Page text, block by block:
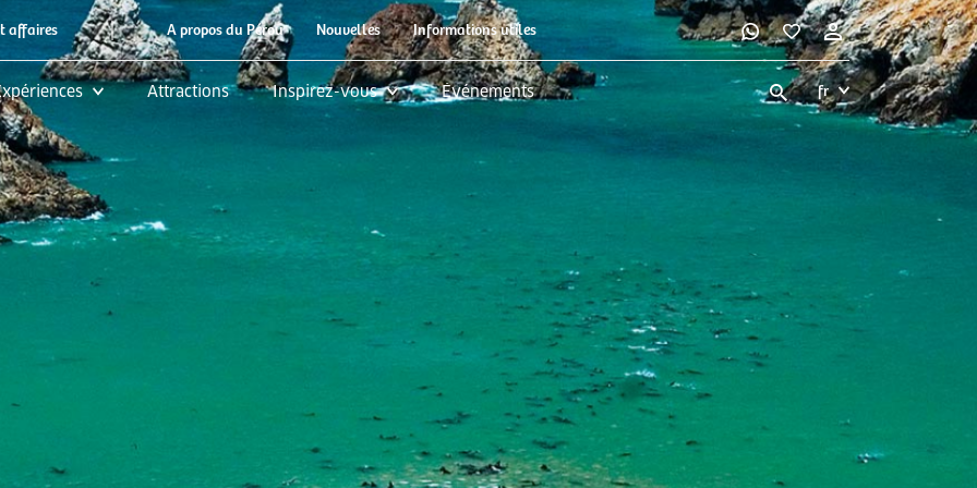
affaires | A propos du Pérou Nouvelles Informations utiles
Attractions Inspirez-vous Événements fr